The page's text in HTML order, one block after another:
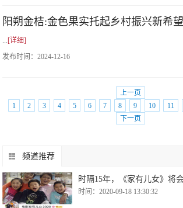
阳朔金桔:金色果实托起乡村振兴新希望
...[详细]
发布时间：2024-12-16
上一页
1
2 3 4 5 6 7 8 9 10 11
下一页
频道推荐
时隔15年，《家有儿女》将
时间：2020-09-18 13:30:32